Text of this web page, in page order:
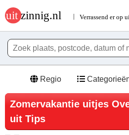
Regio
Zomervakantie uitjes
uit Tips